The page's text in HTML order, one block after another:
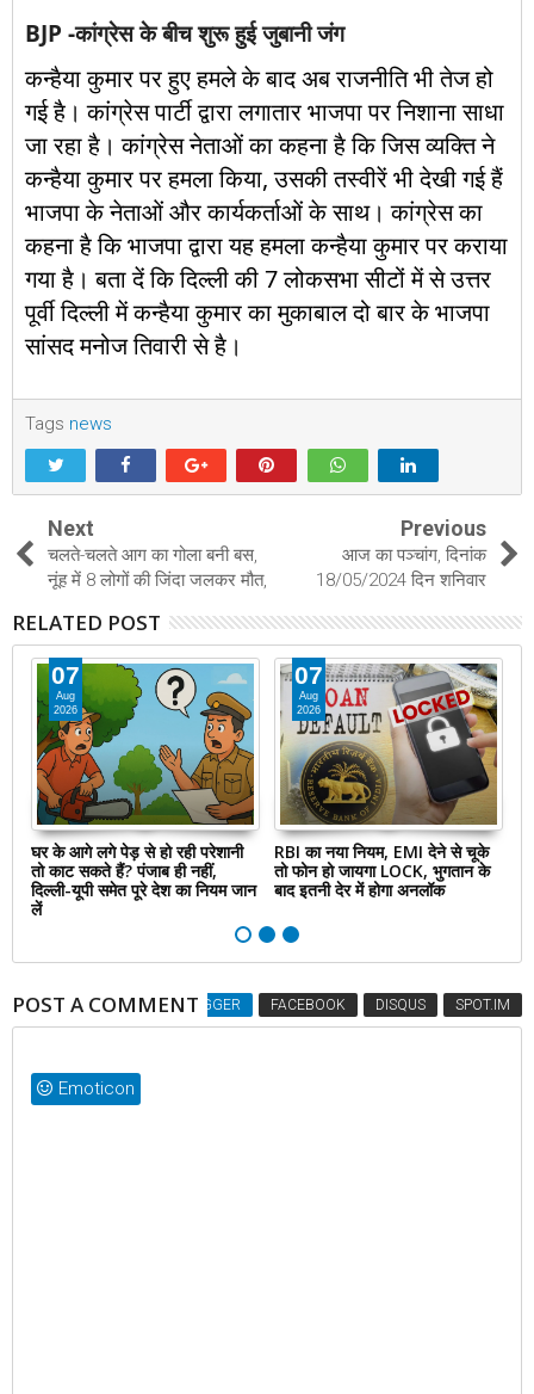
BJP -कांग्रेस के बीच शुरू हुई जुबानी जंग
कन्हैया कुमार पर हुए हमले के बाद अब राजनीति भी तेज हो
गई है। कांग्रेस पार्टी द्वारा लगातार भाजपा पर निशाना साधा
जा रहा है। कांग्रेस नेताओं का कहना है कि जिस व्यक्ति ने
कन्हैया कुमार पर हमला किया, उसकी तस्वीरें भी देखी गई हैं
भाजपा के नेताओं और कार्यकर्ताओं के साथ। कांग्रेस का
कहना है कि भाजपा द्वारा यह हमला कन्हैया कुमार पर कराया
गया है। बता दें कि दिल्ली की 7 लोकसभा सीटों में से उत्तर
पूर्वी दिल्ली में कन्हैया कुमार का मुकाबाल दो बार के भाजपा
सांसद मनोज तिवारी से है।
Tags news
Next
चलते-चलते आग का गोला बनी बस,
नूंह में 8 लोगों की जिंदा जलकर मौत,
Previous
आज का पञ्चांग, दिनांक
18/05/2024 दिन शनिवार
RELATED POST
07
Aug
2026
घर के आगे लगे पेड़ से हो रही परेशानी
तो काट सकते हैं? पंजाब ही नहीं,
दिल्‍ली-यूपी समेत पूरे देश का नियम जान
लें
07
Aug
2026
RBI का नया नियम, EMI देने से चूके
तो फोन हो जायगा LOCK, भुगतान के
बाद इतनी देर में होगा अनलॉक
POST A COMMENTBLOGGER FACEBOOK DISQUS SPOT.IM
Emoticon